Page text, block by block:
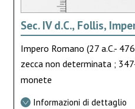
Sec. IV d.C., Follis,
Impero Romano (27 a.C.-
zecca non determinata ;
monete
Informazioni di dettaglio